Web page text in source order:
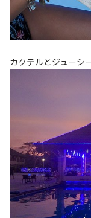
カクテルとジューシ